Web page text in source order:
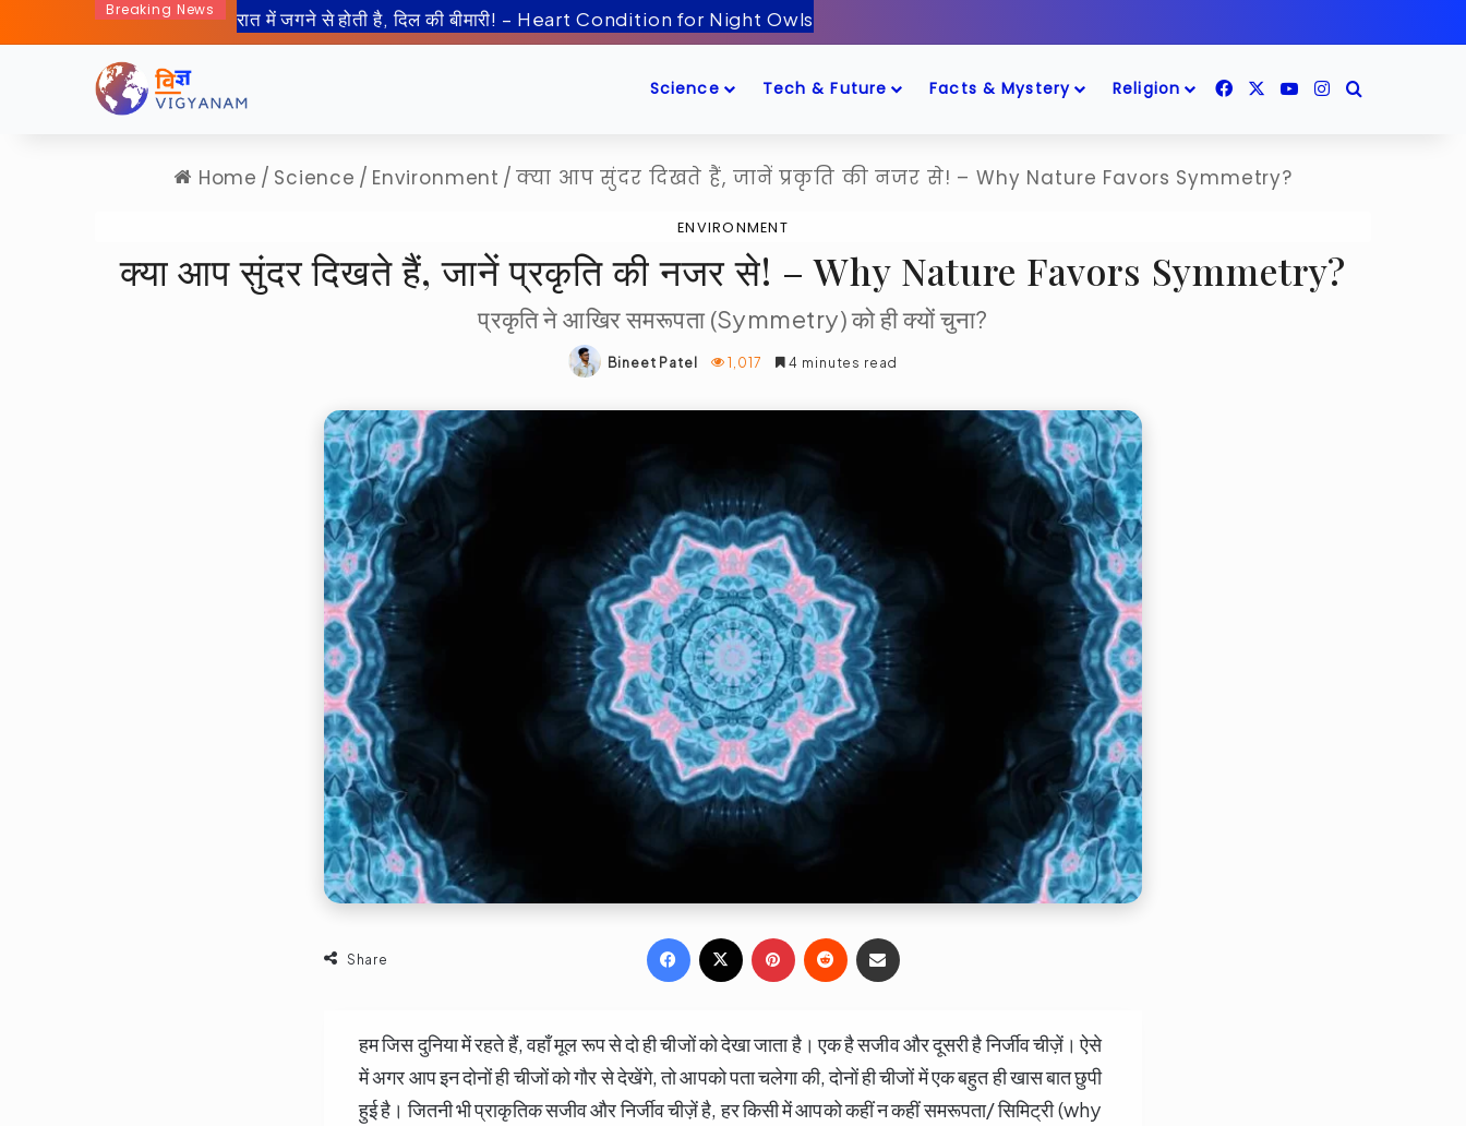
Breaking News
50 साल बाद इंसान जा रहा हैं चाँद के पास! – Artemis-2 Mission Launch
Science Tech & Future Facts & Mystery Religion FacebookYouTubeInstagram
Home / Science / Environment / क्या आप सुंदर दिखते हैं, जानें प्रकृति की नजर से! – Why Nature Favors Symmetry?
ENVIRONMENT
क्या आप सुंदर दिखते हैं, जानें प्रकृति की नजर से! – Why Nature Favors Symmetry?
प्रकृति ने आखिर समरूपता (Symmetry) को ही क्यों चुना?
Bineet Patel 1,017 4 minutes read
Share
Facebook Pinterest
Reddit
हम जिस दुनिया में रहते हैं, वहाँ मूल रूप से दो ही चीजों को देखा जाता है। एक है सजीव और दूसरी है निर्जीव चीज़ें। ऐसे
में अगर आप इन दोनों ही चीजों को गौर से देखेंगे, तो आपको पता चलेगा की, दोनों ही चीजों में एक बहुत ही खास बात छुपी
हुई है। जितनी भी प्राकृतिक सजीव और निर्जीव चीज़ें है, हर किसी में आपको कहीं न कहीं समरूपता/ सिमिट्री (why